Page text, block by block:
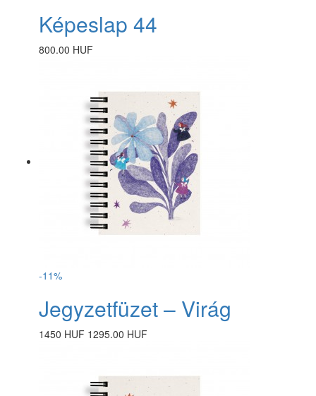
Képeslap 44
800.00 HUF
-11%
Jegyzetfüzet – Virág
1450 HUF 1295.00 HUF